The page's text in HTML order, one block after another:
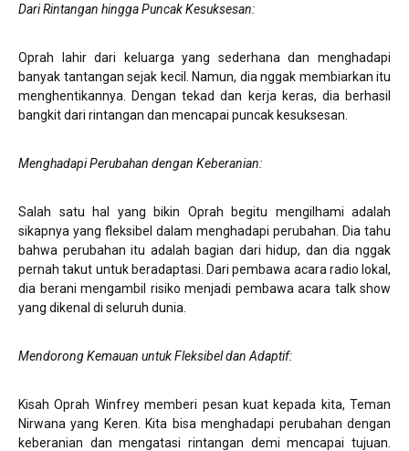
Dari Rintangan hingga Puncak Kesuksesan:
Oprah lahir dari keluarga yang sederhana dan menghadapi
banyak tantangan sejak kecil. Namun, dia nggak membiarkan itu
menghentikannya. Dengan tekad dan kerja keras, dia berhasil
bangkit dari rintangan dan mencapai puncak kesuksesan.
Menghadapi Perubahan dengan Keberanian:
Salah satu hal yang bikin Oprah begitu mengilhami adalah
sikapnya yang fleksibel dalam menghadapi perubahan. Dia tahu
bahwa perubahan itu adalah bagian dari hidup, dan dia nggak
pernah takut untuk beradaptasi. Dari pembawa acara radio lokal,
dia berani mengambil risiko menjadi pembawa acara talk show
yang dikenal di seluruh dunia.
Mendorong Kemauan untuk Fleksibel dan Adaptif:
Kisah Oprah Winfrey memberi pesan kuat kepada kita, Teman
Nirwana yang Keren. Kita bisa menghadapi perubahan dengan
keberanian dan mengatasi rintangan demi mencapai tujuan.